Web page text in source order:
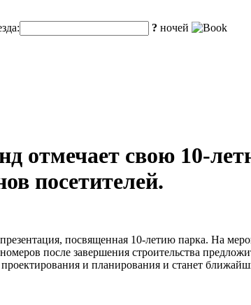
? ночей
отмечает свою 10-
посетителей.
посвященная 10-летию парка. На
после завершения строительства
и планирования и станет